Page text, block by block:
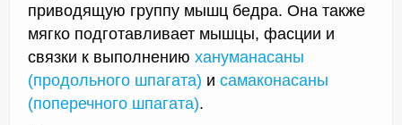
приводящую группу мышц бедра. Она также
мягко подготавливает мышцы, фасции и
связки к выполнению хануманасаны
(продольного шпагата) и самаконасаны
(поперечного шпагата).